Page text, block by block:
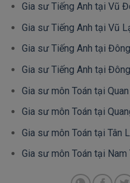
Gia sư Tiếng Anh tại Vũ
Gia sư Tiếng Anh tại Vũ
Gia sư Tiếng Anh tại
Gia sư Tiếng Anh tại
Gia sư môn Toán tại
Gia sư môn Toán tại
Gia sư môn Toán tại Tân
Gia sư môn Toán tại Nam